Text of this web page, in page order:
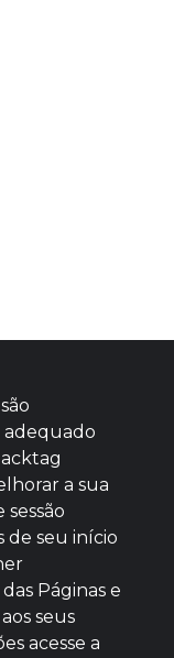
nosso app
adequado
a sua
de seu início
Páginas e
seus
acesse a